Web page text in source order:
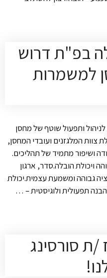
בפ"ת דרוש
למשמרות
ותפעול שוטף של מחסן
צוות המלגזנים ועובדי המחסן,
ושיפור מתמיד של תהליכים.
ויכולת הובלה.סדר, ארגון
גבוהה ומשמעת עצמית.יכולת
תפעולית ולוגיסטית – …
/ת סורסינג